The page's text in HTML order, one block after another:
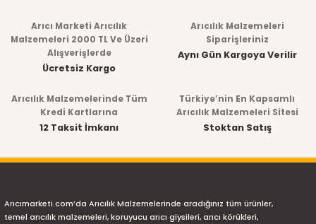
kullanarak tarafımıza iletebilirsiniz.
Görüş ve önerileriniz için teşekkür ederiz.
Ürün resmi kalitesiz, bozuk veya görüntülenemiyor.
Ürün açıklamasında eksik bilgiler bulunuyor.
Ürün bilgilerinde hatalar bulunuyor.
Bu ürüne benzer farklı alternatifler olmalı.
Arıcı Marketi Arıcılık
Malzemeleri 2000 TL Ve Üzeri
Alışverişlerde
Ücretsiz Kargo
Arıcılık Malzemeleri
Siparişleriniz
Aynı Gün Kargoya Verilir
Arıcılık Malzemelerinde Tüm
Kredi Kartlarına
12 Taksit İmkanı
Türkiye’nin En Kapsamlı
Arıcılık Malzemeleri Sitesi
Stoktan Satış
Arıcımarketi.com’da Arıcılık Malzemelerinde aradığınız tüm ürünler,
temel arıcılık malzemeleri, koruyucu arıcı giysileri, arıcı körükleri,